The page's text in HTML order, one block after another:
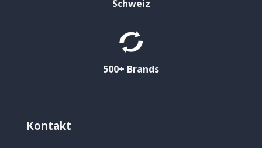
Schweiz
500+ Brands
Kontakt